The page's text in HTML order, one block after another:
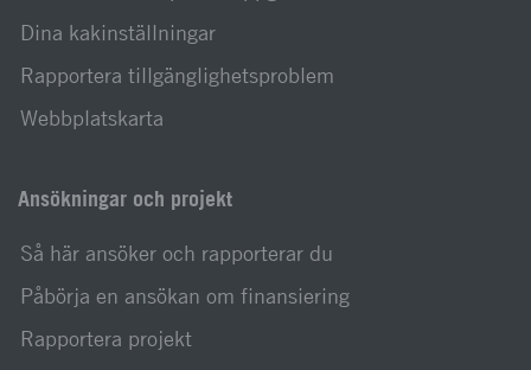
Dina kakinställningar
Rapportera tillgänglighetsproblem
Webbplatskarta
Ansökningar och projekt
Så här ansöker och rapporterar du
Påbörja en ansökan om finansiering
Rapportera projekt